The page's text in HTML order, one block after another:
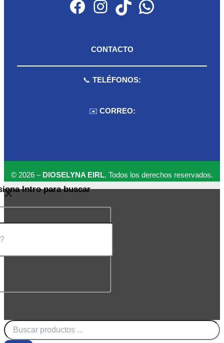
Facebook Instagram TikTok WhatsApp
CONTACTO
📞 TELÉFONOS:
✉️ CORREO:
© 2026 – DIOSELYNA EIRL. Todos los derechos reservados.
Intro para buscar
Búsqueda
de